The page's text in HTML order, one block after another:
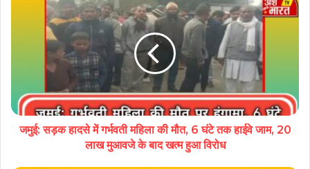
जमुई: सड़क हादसे में गर्भवती महिला की मौत, 6 घंटे तक हाईवे जाम, 20
लाख मुआवजे के बाद खत्म हुआ विरोध